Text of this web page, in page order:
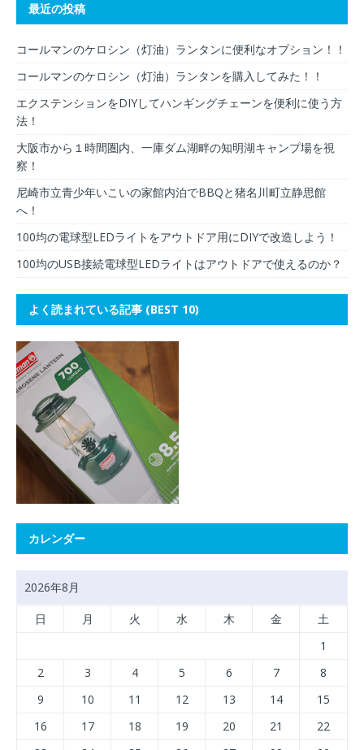
最近の投稿
コールマンのケロシン（灯油）ランタンに便利なオプション！！
コールマンのケロシン（灯油）ランタンを購入してみた！！
エクステンションをDIYしてハンギングチェーンを便利に使う方
法！
大阪市から１時間圏内、一庫ダム湖畔の知明湖キャンプ場を視
察！
尼崎市立青少年いこいの家館内泊でBBQと猪名川町立静思館
へ！
100均の電球型LEDライトをアウトドア用にDIYで改造しよう！
100均のUSB接続電球型LEDライトはアウトドアで使えるのか？
よく読まれている記事 (BEST 10)
カレンダー
2026年8月
日 月 火 水 木 金
土
1
2
3 4 5 6 7
8
9
10 11 12 13 14
15
16
17 18 19 20 21
22